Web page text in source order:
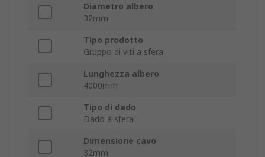
Diametro albero
32mm
Tipo prodotto
Gruppo di viti a sfera
Lunghezza albero
4000mm
Tipo di dado
Dado a sfera
Dimensione cavo
32mm